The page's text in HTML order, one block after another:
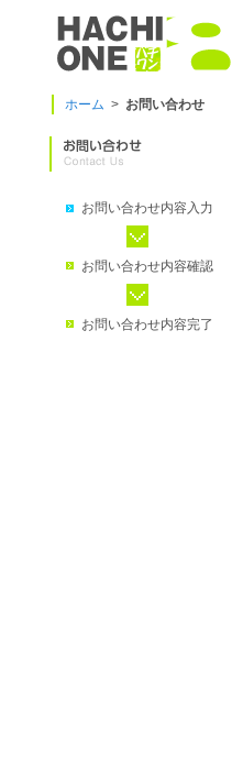
ホーム > お問い合わせ
お問い合わせ内容入力
お問い合わせ内容確認
お問い合わせ内容完了